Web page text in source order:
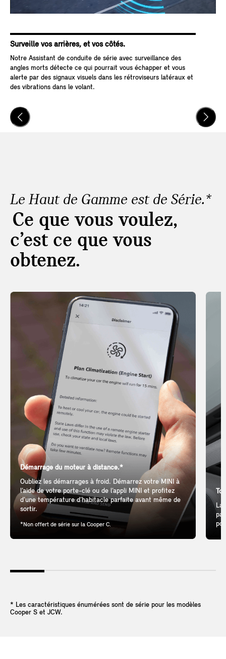
Surveille vos arrières, et vos côtés.
Notre Assistant de conduite de série avec surveillance des
angles morts détecte ce qui pourrait vous échapper et vous
alerte par des signaux visuels dans les rétroviseurs latéraux et
des vibrations dans le volant.
Le Haut de Gamme est de Série.*
Ce que vous voulez,
c’est ce que vous
obtenez.
Démarrage du moteur à distance.*
Oubliez les démarrages à froid. Démarrez votre MINI à
l’aide de votre porte-clé ou de l’appli MINI et profitez
d’une température d’habitacle parfaite avant même de
sortir.
*Non offert de série sur la Cooper C.
* Les caractéristiques énumérées sont de série pour les modèles
Cooper S et JCW.